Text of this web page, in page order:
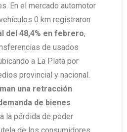
En el mercado automotor
0 km registraron
del 48,4% en febrero,
de usados
a La Plata por
provincial y nacional.
una retracción
de bienes
la pérdida de poder